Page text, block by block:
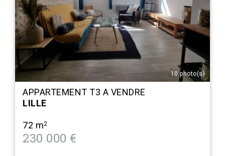
10 photo(s)
APPARTEMENT T3 A VENDRE
LILLE
72 m2
230 000 €